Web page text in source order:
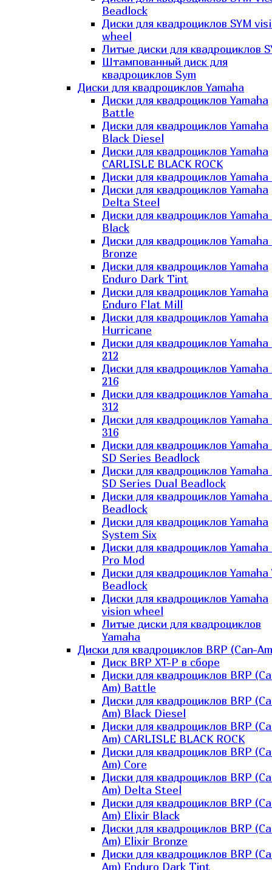
Beadlock
Диски для квадроциклов SYM
wheel
Литые диски для квадроциклов
Штампованный диск для
квадроциклов Sym
Диски для квадроциклов Yamaha
Диски для квадроциклов Yamaha
Battle
Диски для квадроциклов Yamaha
Black Diesel
Диски для квадроциклов Yamaha
CARLISLE BLACK ROCK
Диски для квадроциклов Yamaha
Диски для квадроциклов Yamaha
Delta Steel
Диски для квадроциклов
Black
Диски для квадроциклов
Bronze
Диски для квадроциклов Yamaha
Enduro Dark Tint
Диски для квадроциклов Yamaha
Enduro Flat Mill
Диски для квадроциклов Yamaha
Hurricane
Диски для квадроциклов
212
Диски для квадроциклов
216
Диски для квадроциклов
312
Диски для квадроциклов
316
Диски для квадроциклов
SD Series Beadlock
Диски для квадроциклов
SD Series Dual Beadlock
Диски для квадроциклов Yamaha
Beadlock
Диски для квадроциклов Yamaha
System Six
Диски для квадроциклов Yamaha
Pro Mod
Диски для квадроциклов Yamaha
Beadlock
Диски для квадроциклов Yamaha
vision wheel
Литые диски для квадроциклов
Yamaha
Диски для квадроциклов BRP (Can-
Диск BRP XT-P в сборе
Диски для квадроциклов BRP
Am) Battle
Диски для квадроциклов BRP
Am) Black Diesel
Диски для квадроциклов BRP
Am) CARLISLE BLACK ROCK
Диски для квадроциклов BRP
Am) Core
Диски для квадроциклов BRP
Am) Delta Steel
Диски для квадроциклов BRP
Am) Elixir Black
Диски для квадроциклов BRP
Am) Elixir Bronze
Диски для квадроциклов BRP
Am) Enduro Dark Tint